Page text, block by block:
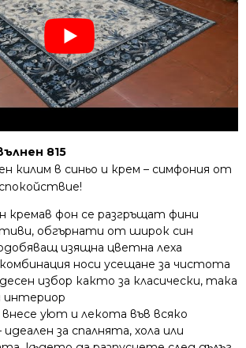
815
килим в синьо и крем – симфония от
кремав фон се разгръщат фини
обгърнати от широк син
изящна цветна леха
носи усещане за чистота
избор както за класически, така
интериор
уют и лекота във всяко
за спалнята, хола или